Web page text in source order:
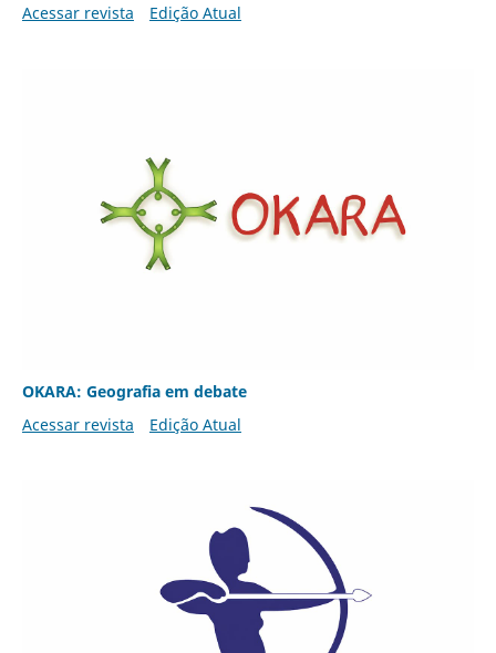
Acessar revista
Edição Atual
OKARA: Geografia em debate
Acessar revista
Edição Atual